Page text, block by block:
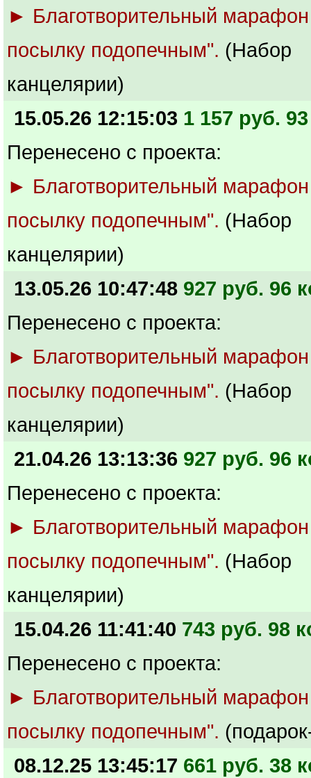
► Благотворительный
посылку подопечным". (Набор
канцелярии)
15.05.26 12:15:03 1 157 руб.
Перенесено с проекта:
► Благотворительный
посылку подопечным". (Набор
канцелярии)
13.05.26 10:47:48 927 руб. 96
Перенесено с проекта:
► Благотворительный
посылку подопечным". (Набор
канцелярии)
21.04.26 13:13:36 927 руб. 96
Перенесено с проекта:
► Благотворительный
посылку подопечным". (Набор
канцелярии)
15.04.26 11:41:40 743 руб. 98
Перенесено с проекта:
► Благотворительный
посылку подопечным".
08.12.25 13:45:17 661 руб. 38